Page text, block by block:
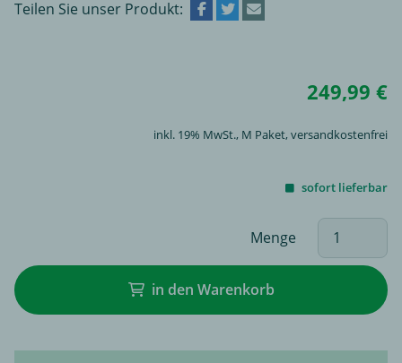
Teilen Sie unser Produkt:
249,99 €
inkl. 19% MwSt., M Paket, versandkostenfrei
sofort lieferbar
Menge
in den Warenkorb